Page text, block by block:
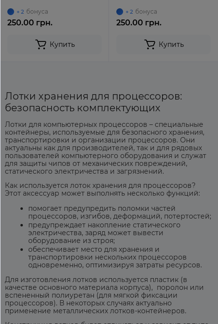
+ 2 бонуса
250.00 грн.
Купить
+ 2 бонуса
250.00 грн.
Купить
Лотки хранения для процессоров:
безопасность комплектующих
Лотки для компьютерных процессоров – специальные
контейнеры, используемые для безопасного хранения,
транспортировки и организации процессоров. Они
актуальны как для производителей, так и для рядовых
пользователей компьютерного оборудования и служат
для защиты чипов от механических повреждений,
статического электричества и загрязнений.
Как используется лоток хранения для процессоров?
Этот аксессуар может выполнять несколько функций:
помогает предупредить поломки частей
процессоров, изгибов, деформаций, потертостей;
предупреждает накопление статического
электричества, заряд может вывести
оборудование из строя;
обеспечивает место для хранения и
транспортировки нескольких процессоров
одновременно, оптимизируя затраты ресурсов.
Для изготовления лотков используется пластик (в
качестве основного материала корпуса), поролон или
вспененный полиуретан (для мягкой фиксации
процессоров). В некоторых случаях актуально
применение металлических лотков-контейнеров.